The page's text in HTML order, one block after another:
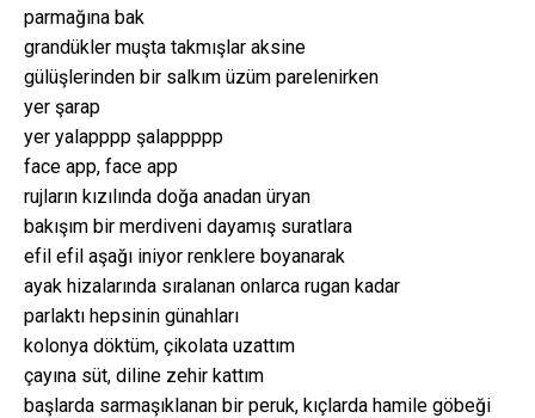
parmağına bak
grandükler muşta takmışlar aksine
gülüşlerinden bir salkım üzüm parelenirken
yer şarap
yer yalapppp şalappppp
face app, face app
rujların kızılında doğa anadan üryan
bakışım bir merdiveni dayamış suratlara
efil efil aşağı iniyor renklere boyanarak
ayak hizalarında sıralanan onlarca rugan kadar
parlaktı hepsinin günahları
kolonya döktüm, çikolata uzattım
çayına süt, diline zehir kattım
başlarda sarmaşıklanan bir peruk, kıçlarda hamile göbeği